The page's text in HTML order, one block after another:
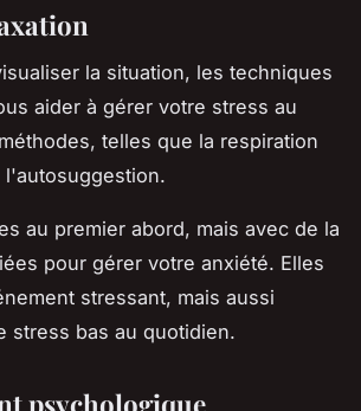
la situation, les techniques
aider à gérer votre stress au
telles que la respiration
au premier abord, mais avec de la
pour gérer votre anxiété. Elles
stressant, mais aussi
stress bas au quotidien.